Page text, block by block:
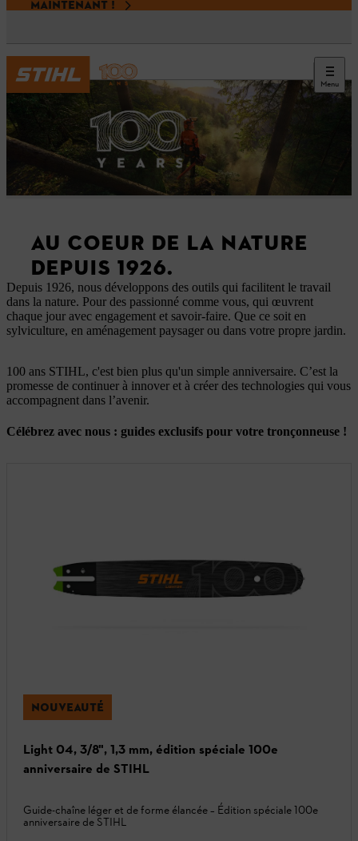
MAINTENANT !
Menu
AU COEUR DE LA NATURE
DEPUIS 1926.
Depuis 1926, nous développons des outils qui facilitent le travail
dans la nature. Pour des passionné comme vous, qui œuvrent
chaque jour avec engagement et savoir-faire. Que ce soit en
sylviculture, en aménagement paysager ou dans votre propre jardin. ​
​100 ans STIHL, c'est bien plus qu'un simple anniversaire. C’est la
promesse de continuer à innover et à créer des technologies qui vous
accompagnent dans l’avenir.
Célébrez avec nous : guides exclusifs pour votre tronçonneuse !
NOUVEAUTÉ
Light 04, 3/8", 1,3 mm, édition spéciale 100e
anniversaire de STIHL
Guide-chaîne léger et de forme élancée – Édition spéciale 100e
anniversaire de STIHL